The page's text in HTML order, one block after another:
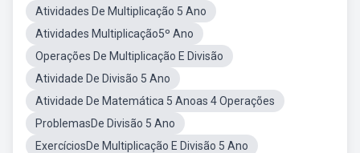
Atividades De Multiplicação 5 Ano
Atividades Multiplicação5º Ano
Operações De Multiplicação E Divisão
Atividade De Divisão 5 Ano
Atividade De Matemática 5 Anoas 4 Operações
ProblemasDe Divisão 5 Ano
ExercíciosDe Multiplicação E Divisão 5 Ano